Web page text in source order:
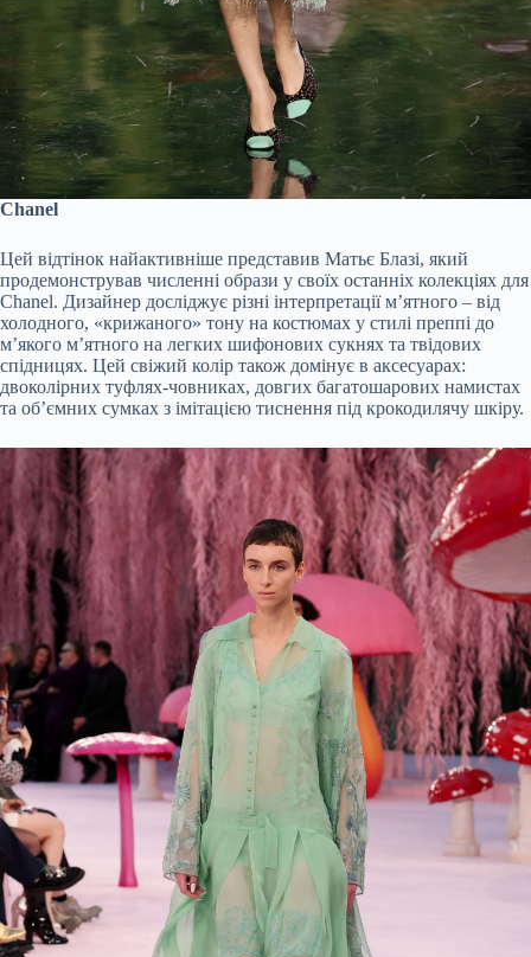
Chanel
Цей відтінок найактивніше представив Матьє Блазі, який
продемонстрував численні образи у своїх останніх колекціях для
Chanel. Дизайнер досліджує різні інтерпретації м’ятного – від
холодного, «крижаного» тону на костюмах у стилі преппі до
м’якого м’ятного на легких шифонових сукнях та твідових
спідницях. Цей свіжий колір також домінує в аксесуарах:
двоколірних туфлях-човниках, довгих багатошарових намистах
та об’ємних сумках з імітацією тиснення під крокодилячу шкіру.